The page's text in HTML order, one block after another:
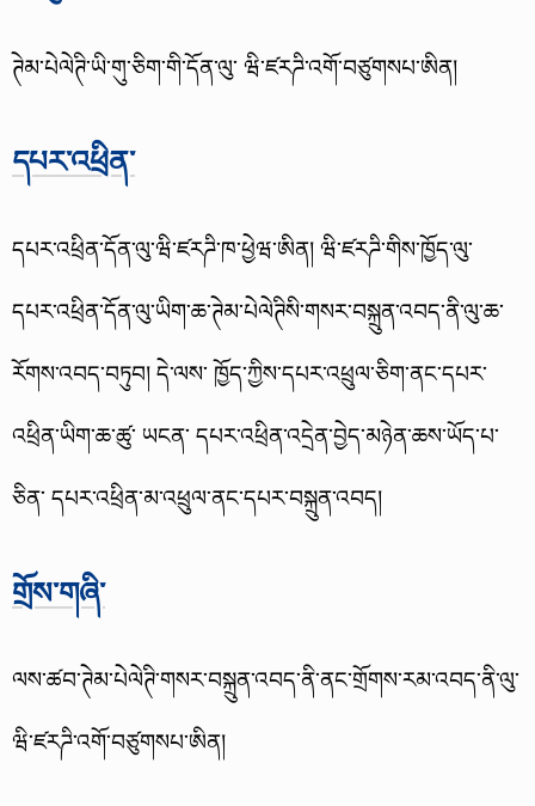
ཊེམ་པེལེཊི་ཡི་གུ་ཅིག་གི་དོན་ལུ་ ཝི་ཛརཌི་འགོ་བཙུགསཔ་ཨིན།
དཔར་འཕྲིན་
དཔར་འཕྲིན་དོན་ལུ་ཝི་ཛརཌི་ཁ་ཕྱེཝ་ཨིན། ཝི་ཛརཌི་གིས་ཁྱོད་ལུ་
དཔར་འཕྲིན་དོན་ལུ་ཡིག་ཆ་ཊེམ་པེལེཊིསི་གསར་བསྐྲུན་འབད་ནི་ལུ་ཆ་
རོགས་འབད་བཏུབ། དེ་ལས་ ཁྱོད་ཀྱིས་དཔར་འཕྲུལ་ཅིག་ནང་དཔར་
འཕྲིན་ཡིག་ཆ་ཚུ་ ཡངན་ དཔར་འཕྲིན་འདྲེན་བྱེད་མཉེན་ཆས་ཡོད་པ་
ཅིན་ དཔར་འཕྲིན་མ་འཕྲུལ་ནང་དཔར་བསྐྲུན་འབད།
གྲོས་གཞི་
ལས་ཚབ་ཊེམ་པེལེཊི་གསར་བསྐྲུན་འབད་ནི་ནང་གྲོགས་རམ་འབད་ནི་ལུ་
ཝི་ཛརཌི་འགོ་བཙུགསཔ་ཨིན།